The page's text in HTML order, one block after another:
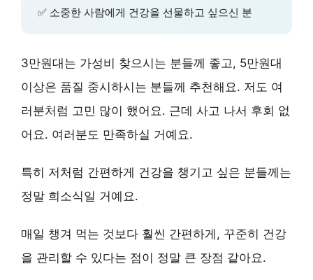
✅ 소중한 사람에게 건강을 선물하고 싶으신 분
3만원대는 가성비 찾으시는 분들께 좋고, 5만원대
이상은 품질 중시하시는 분들께 추천해요. 저도 여
러분처럼 고민 많이 했어요. 근데 사고 나서 후회 없
어요. 여러분도 만족하실 거예요.
특히 저처럼 간편하게 건강을 챙기고 싶은 분들께는
정말 희소식일 거예요.
매일 챙겨 먹는 것보다 훨씬 간편하게, 꾸준히 건강
을 관리할 수 있다는 점이 정말 큰 장점 같아요.